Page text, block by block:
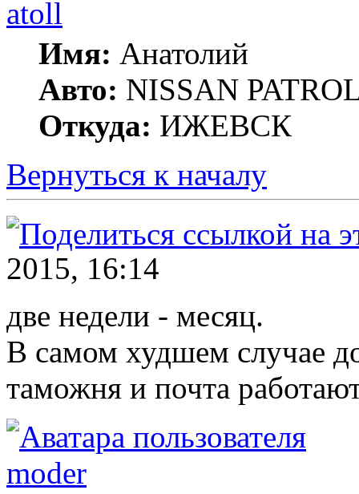
atoll
Имя: Анатолий
Авто: NISSAN
Откуда: ИЖЕВСК
Вернуться к началу
2015, 16:14
две недели - месяц.
В самом худшем случае
таможня и почта
moder